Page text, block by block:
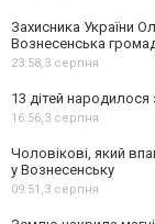
Захисника України
Вознесенська
23:58,3 серпня
13 дітей народилося
16:56,3 серпня
Чоловікові, який
у Вознесенську
09:51,3 серпня